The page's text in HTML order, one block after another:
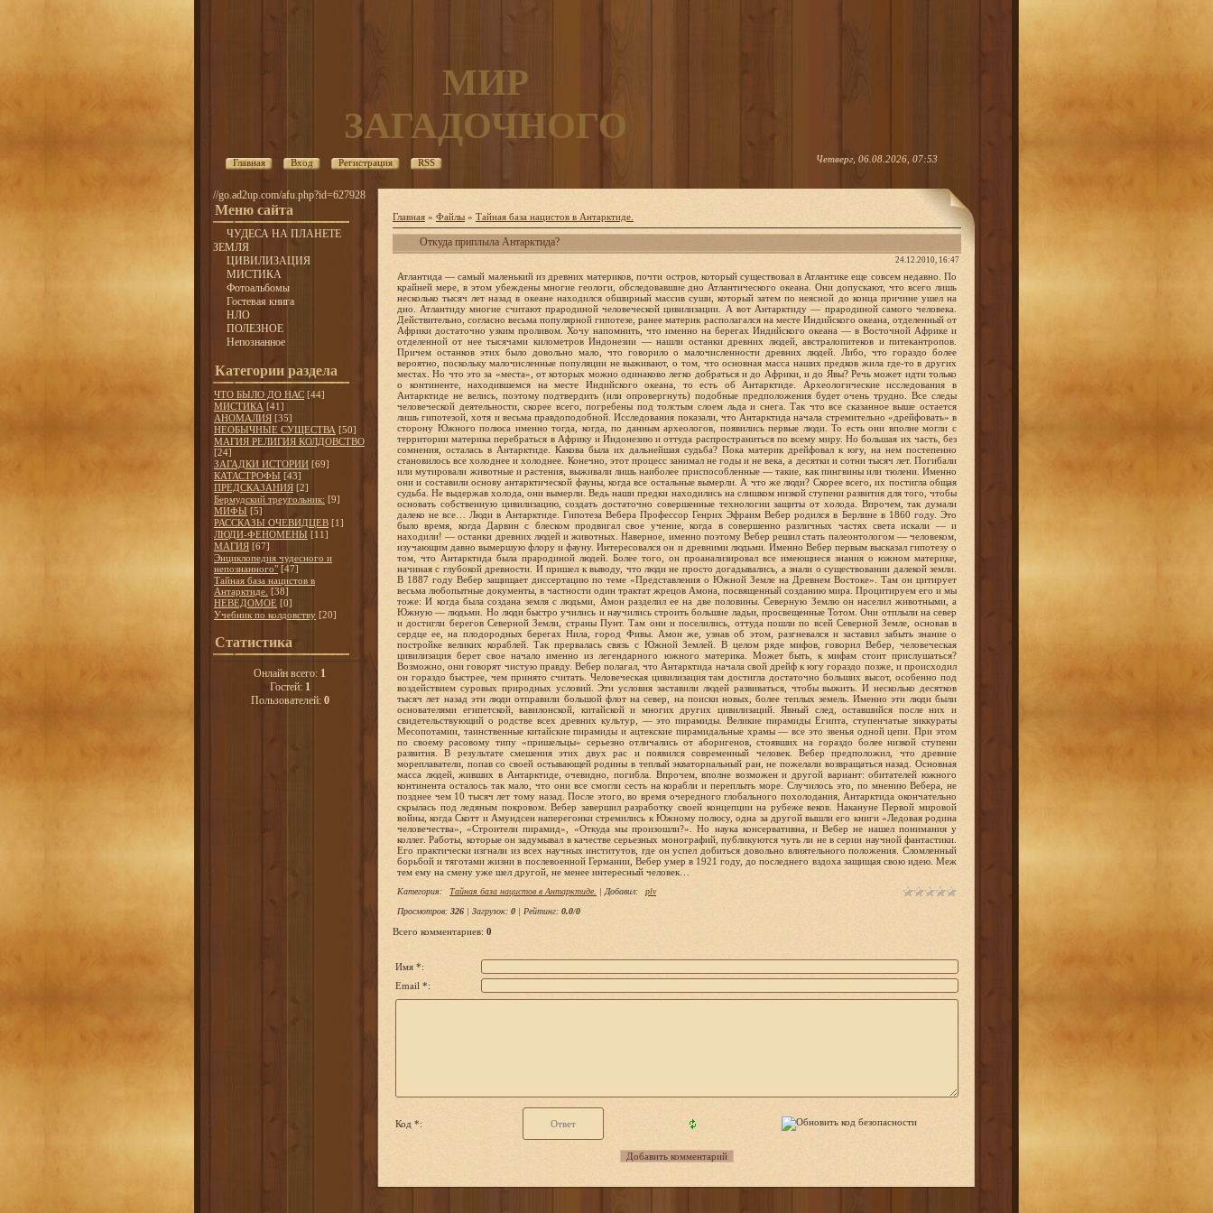
МИР
ЗАГАДОЧНОГО
Главная Вход Регистрация RSS Четверг, 06.08.2026, 07:53
//go.ad2up.com/afu.php?id=627928
Меню сайта
ЧУДЕСА НА ПЛАНЕТЕ
ЗЕМЛЯ
ЦИВИЛИЗАЦИЯ
МИСТИКА
Фотоальбомы
Гостевая книга
НЛО
ПОЛЕЗНОЕ
Непознанное
Категории раздела
ЧТО БЫЛО ДО НАС [44]
МИСТИКА [41]
АНОМАЛИЯ [35]
НЕОБЫЧНЫЕ СУЩЕСТВА [50]
МАГИЯ РЕЛИГИЯ КОЛДОВСТВО
[24]
ЗАГАДКИ ИСТОРИИ [69]
КАТАСТРОФЫ [43]
ПРЕДСКАЗАНИЯ [2]
Бермудский треугольник: [9]
МИФЫ [5]
РАССКАЗЫ ОЧЕВИДЦЕВ [1]
ЛЮДИ-ФЕНОМЕНЫ [11]
МАГИЯ [67]
Энциклопедия чудесного и
непознанного" [47]
Тайная база нацистов в
Антарктиде. [38]
НЕВЕДОМОЕ [0]
Учебник по колдовству [20]
Статистика
Онлайн всего: 1
Гостей: 1
Пользователей: 0
Главная » Файлы » Тайная база нацистов в Антарктиде.
Откуда приплыла Антарктида?
24.12.2010, 16:47
Атлантида — самый маленький из древних материков, почти остров, который существовал в Атлантике еще совсем недавно. По
крайней мере, в этом убеждены многие геологи, обследовавшие дно Атлантического океана. Они допускают, что всего лишь
несколько тысяч лет назад в океане находился обширный массив суши, который затем по неясной до конца причине ушел на
дно. Атлантиду многие считают прародиной человеческой цивилизации. А вот Антарктиду — прародиной самого человека.
Действительно, согласно весьма популярной гипотезе, ранее материк располагался на месте Индийского океана, отделенный от
Африки достаточно узким проливом. Хочу напомнить, что именно на берегах Индийского океана — в Восточной Африке и
отделенной от нее тысячами километров Индонезии — нашли останки древних людей, австралопитеков и питекантропов.
Причем останков этих было довольно мало, что говорило о малочисленности древних людей. Либо, что гораздо более
вероятно, поскольку малочисленные популяции не выживают, о том, что основная масса наших предков жила где-то в других
местах. Но что это за «места», от которых можно одинаково легко добраться и до Африки, и до Явы? Речь может идти только
о континенте, находившемся на месте Индийского океана, то есть об Антарктиде. Археологические исследования в
Антарктиде не велись, поэтому подтвердить (или опровергнуть) подобные предположения будет очень трудно. Все следы
человеческой деятельности, скорее всего, погребены под толстым слоем льда и снега. Так что все сказанное выше остается
лишь гипотезой, хотя и весьма правдоподобной. Исследования показали, что Антарктида начала стремительно «дрейфовать» в
сторону Южного полюса именно тогда, когда, по данным археологов, появились первые люди. То есть они вполне могли с
территории материка перебраться в Африку и Индонезию и оттуда распространиться по всему миру. Но большая их часть, без
сомнения, осталась в Антарктиде. Какова была их дальнейшая судьба? Пока материк дрейфовал к югу, на нем постепенно
становилось все холоднее и холоднее. Конечно, этот процесс занимал не годы и не века, а десятки и сотни тысяч лет. Погибали
или мутировали животные и растения, выживали лишь наиболее приспособленные — такие, как пингвины или тюлени. Именно
они и составили основу антарктической фауны, когда все остальные вымерли. А что же люди? Скорее всего, их постигла общая
судьба. Не выдержав холода, они вымерли. Ведь наши предки находились на слишком низкой ступени развития для того, чтобы
основать собственную цивилизацию, создать достаточно совершенные технологии защиты от холода. Впрочем, так думали
далеко не все… Люди в Антарктиде. Гипотеза Вебера Профессор Генрих Эфраим Вебер родился в Берлине в 1860 году. Это
было время, когда Дарвин с блеском продвигал свое учение, когда в совершенно различных частях света искали — и
находили! — останки древних людей и животных. Наверное, именно поэтому Вебер решил стать палеонтологом — человеком,
изучающим давно вымершую флору и фауну. Интересовался он и древними людьми. Именно Вебер первым высказал гипотезу о
том, что Антарктида была прародиной людей. Более того, он проанализировал все имеющиеся знания о южном материке,
начиная с глубокой древности. И пришел к выводу, что люди не просто догадывались, а знали о существовании далекой земли.
В 1887 году Вебер защищает диссертацию по теме «Представления о Южной Земле на Древнем Востоке». Там он цитирует
весьма любопытные документы, в частности один трактат жрецов Амона, посвященный созданию мира. Процитируем его и мы
тоже: И когда была создана земля с людьми, Амон разделил ее на две половины. Северную Землю он населил животными, а
Южную — людьми. Но люди быстро учились и научились строить большие ладьи, просвещенные Тотом. Они отплыли на север
и достигли берегов Северной Земли, страны Пунт. Там они и поселились, оттуда пошли по всей Северной Земле, основав в
сердце ее, на плодородных берегах Нила, город Фивы. Амон же, узнав об этом, разгневался и заставил забыть знание о
постройке великих кораблей. Так прервалась связь с Южной Землей. В целом ряде мифов, говорил Вебер, человеческая
цивилизация берет свое начало именно из легендарного южного материка. Может быть, к мифам стоит прислушаться?
Возможно, они говорят чистую правду. Вебер полагал, что Антарктида начала свой дрейф к югу гораздо позже, и происходил
он гораздо быстрее, чем принято считать. Человеческая цивилизация там достигла достаточно больших высот, особенно под
воздействием суровых природных условий. Эти условия заставили людей развиваться, чтобы выжить. И несколько десятков
тысяч лет назад эти люди отправили большой флот на север, на поиски новых, более теплых земель. Именно эти люди были
основателями египетской, вавилонской, китайской и многих других цивилизаций. Явный след, оставшийся после них и
свидетельствующий о родстве всех древних культур, — это пирамиды. Великие пирамиды Египта, ступенчатые зиккураты
Месопотамии, таинственные китайские пирамиды и ацтекские пирамидальные храмы — все это звенья одной цепи. При этом
по своему расовому типу «пришельцы» серьезно отличались от аборигенов, стоявших на гораздо более низкой ступени
развития. В результате смешения этих двух рас и появился современный человек. Вебер предположил, что древние
мореплаватели, попав со своей остывающей родины в теплый экваториальный ран, не пожелали возвращаться назад. Основная
масса людей, живших в Антарктиде, очевидно, погибла. Впрочем, вполне возможен и другой вариант: обитателей южного
континента осталось так мало, что они все смогли сесть на корабли и переплыть море. Случилось это, по мнению Вебера, не
позднее чем 10 тысяч лет тому назад. После этого, во время очередного глобального похолодания, Антарктида окончательно
скрылась под ледяным покровом. Вебер завершил разработку своей концепции на рубеже веков. Накануне Первой мировой
войны, когда Скотт и Амундсен наперегонки стремились к Южному полюсу, одна за другой вышли его книги «Ледовая родина
человечества», «Строители пирамид», «Откуда мы произошли?». Но наука консервативна, и Вебер не нашел понимания у
коллег. Работы, которые он задумывал в качестве серьезных монографий, публикуются чуть ли не в серии научной фантастики.
Его практически изгнали из всех научных институтов, где он успел добиться довольно влиятельного положения. Сломленный
борьбой и тяготами жизни в послевоенной Германии, Вебер умер в 1921 году, до последнего вздоха защищая свою идею. Меж
тем ему на смену уже шел другой, не менее интересный человек…
Категория: Тайная база нацистов в Антарктиде. | Добавил:
plv
Просмотров: 326 | Загрузок: 0 | Рейтинг: 0.0/0
Всего комментариев: 0
Имя *:
Email *:
Код *: